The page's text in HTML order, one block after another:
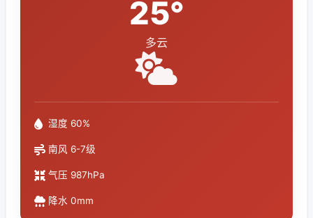
25°
多云
湿度 60%
南风 6-7级
气压 987hPa
降水 0mm